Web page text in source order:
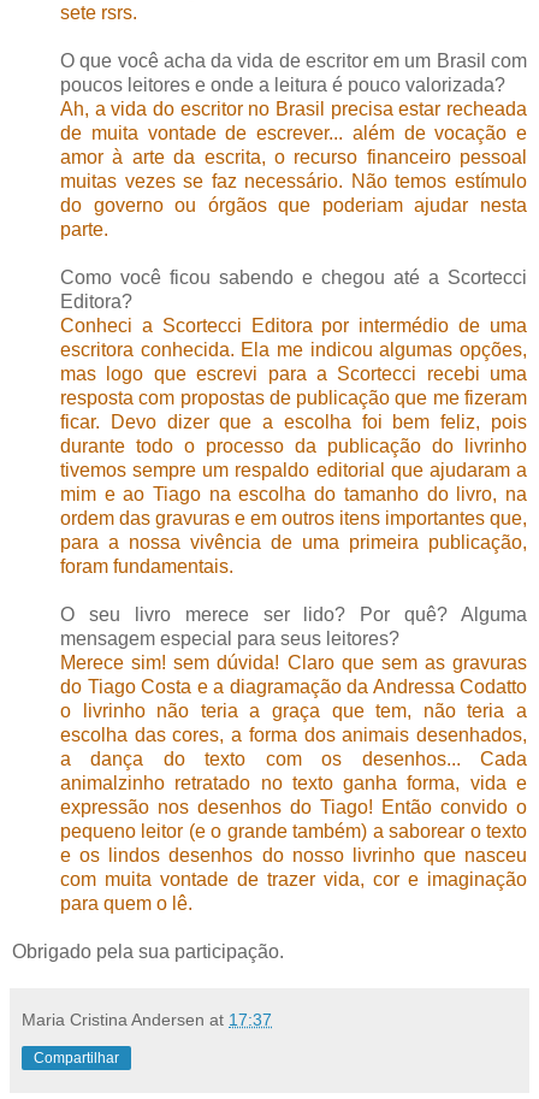
sete rsrs.
O que você acha da vida de escritor em um Brasil com
poucos leitores e onde a leitura é pouco valorizada?
Ah, a vida do escritor no Brasil precisa estar recheada
de muita vontade de escrever... além de vocação e
amor à arte da escrita, o recurso financeiro pessoal
muitas vezes se faz necessário. Não temos estímulo
do governo ou órgãos que poderiam ajudar nesta
parte.
Como você ficou sabendo e chegou até a Scortecci
Editora?
Conheci a Scortecci Editora por intermédio de uma
escritora conhecida. Ela me indicou algumas opções,
mas logo que escrevi para a Scortecci recebi uma
resposta com propostas de publicação que me fizeram
ficar. Devo dizer que a escolha foi bem feliz, pois
durante todo o processo da publicação do livrinho
tivemos sempre um respaldo editorial que ajudaram a
mim e ao Tiago na escolha do tamanho do livro, na
ordem das gravuras e em outros itens importantes que,
para a nossa vivência de uma primeira publicação,
foram fundamentais.
O seu livro merece ser lido? Por quê? Alguma
mensagem especial para seus leitores?
Merece sim! sem dúvida! Claro que sem as gravuras
do Tiago Costa e a diagramação da Andressa Codatto
o livrinho não teria a graça que tem, não teria a
escolha das cores, a forma dos animais desenhados,
a dança do texto com os desenhos... Cada
animalzinho retratado no texto ganha forma, vida e
expressão nos desenhos do Tiago! Então convido o
pequeno leitor (e o grande também) a saborear o texto
e os lindos desenhos do nosso livrinho que nasceu
com muita vontade de trazer vida, cor e imaginação
para quem o lê.
Obrigado pela sua participação.
Maria Cristina Andersen at 17:37
Compartilhar